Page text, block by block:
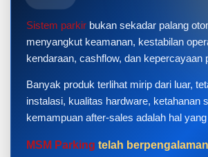
Sistem parkir bukan sekadar palang
menyangkut keamanan, kestabilan
kendaraan, cashflow, dan kepercayaan
Banyak produk terlihat mirip dari luar,
instalasi, kualitas hardware, ketahanan
kemampuan after-sales adalah hal
MSM Parking telah